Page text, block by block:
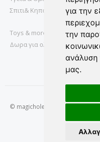
για την
την
ανάλυση
μας.
Σπιτι& Κηπος
Toys & more
Δωρα για ολους
© magichole.gr 2022. All Rights